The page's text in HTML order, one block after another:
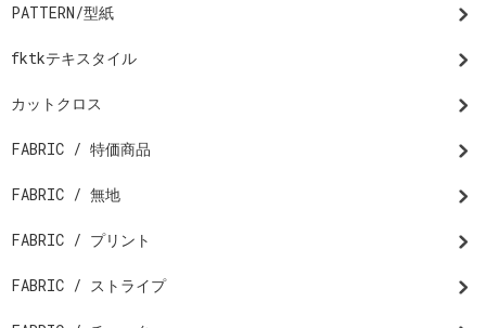
PATTERN/型紙
fktkテキスタイル
カットクロス
FABRIC / 特価商品
FABRIC / 無地
FABRIC / プリント
FABRIC / ストライプ